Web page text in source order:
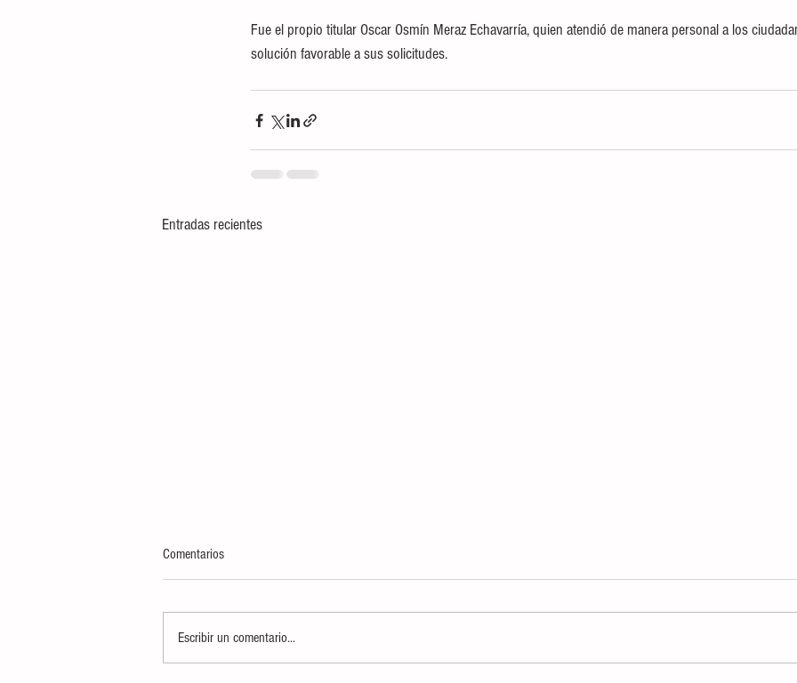
Fue el propio titular Oscar Osmín Meraz Echavarría, quien atendió de manera personal a los
solución favorable a sus solicitudes.
Entradas recientes
Comentarios
Escribir un comentario...